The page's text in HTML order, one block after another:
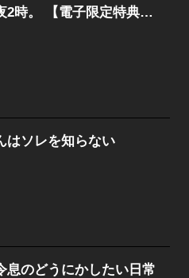
制服、深夜2時。 【電子限定特典付き】
はソレを知らない
息のどうにかしたい日常